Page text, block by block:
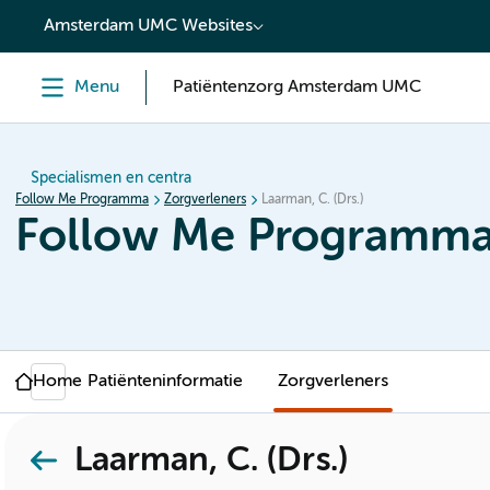
content
Amsterdam UMC Websites
Menu Patiëntenzorg Amsterdam UMC
Specialismen en centra
Follow Me Programma Zorgverleners Laarman, C. (Drs.)
Follow Me
Home Patiënteninformatie Zorgverleners
Laarman, C. (Drs.)